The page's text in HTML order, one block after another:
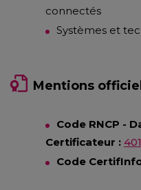
connectés
Systèmes et
Mentions
Code RNCP -
Certificateur :
Code